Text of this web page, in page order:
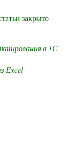
закрыто
в 1С
Excel